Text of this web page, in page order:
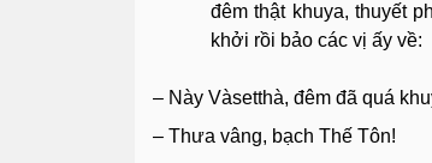
đêm thật khuya, thuyết
khởi rồi bảo các vị ấy về:
– Này Vàsetthà, đêm đã quá
– Thưa vâng, bạch Thế Tôn!